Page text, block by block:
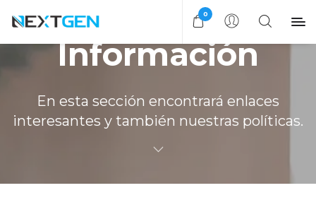
0
Información
En esta sección encontrará enlaces
interesantes y también nuestras políticas.